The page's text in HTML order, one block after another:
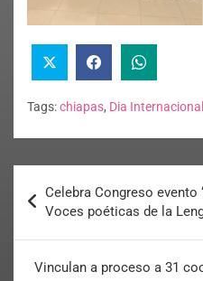
Tags:chiapas, Dia
Celebra Congreso evento
Voces poéticas de la
Vinculan a proceso a 31